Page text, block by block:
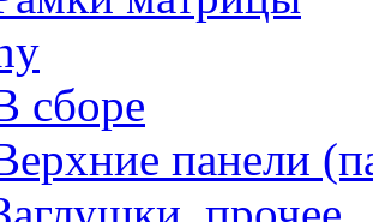
сборе
панели